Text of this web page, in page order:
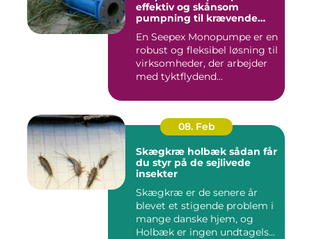
effektiv og skånsom
pumpning til krævende
En Seepex Monopumpe er en
robust og fleksibel løsning til
virksomheder, der arbejder
med tyktflydend...
08. Feb
Skægkræ holbæk sådan får
du styr på de sejlivede
insekter
Skægkræ er de senere år
blevet et stigende problem i
mange danske hjem, og
Holbæk er ingen undtagels...